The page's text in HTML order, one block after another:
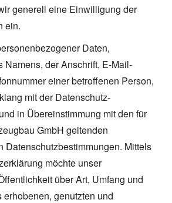
generell eine Einwilligung der
ein.
Daten,
der Anschrift, E-Mail-
einer betroffenen Person,
mit der Datenschutz-
in Übereinstimmung mit den für
GmbH geltenden
Datenschutzbestimmungen. Mittels
möchte unser
über Art, Umfang und
genutzten und